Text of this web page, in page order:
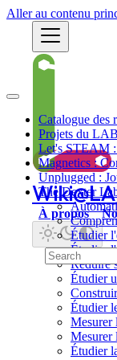
Aller au contenu
À propos
Catalogue des
Projets du
Let's STEAM :
Magnetics :
Unplugged :
The Dexter
Étudier
Étudier
Réduire
Étudier
Étudier
Mesurer
Mesurer
Étudier